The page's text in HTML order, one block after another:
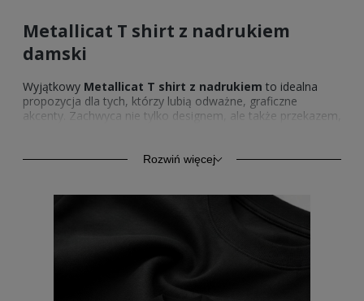
Metallicat T shirt z nadrukiem
damski
Wyjątkowy Metallicat T shirt z nadrukiem to idealna
propozycja dla tych, którzy lubią odważne, graficzne
akcenty. Zachwyca nie tylko designem, ale także przekazem,
shirtstaje się manifestem stylu i niezależności. Ten model
które nie boją się pokazać swojej osobowości poprzez
ubiór. Wzór i fason współgrają z nowoczesnym podejściem
Damska Metallicat T shirt – dla
Rozwiń więcej